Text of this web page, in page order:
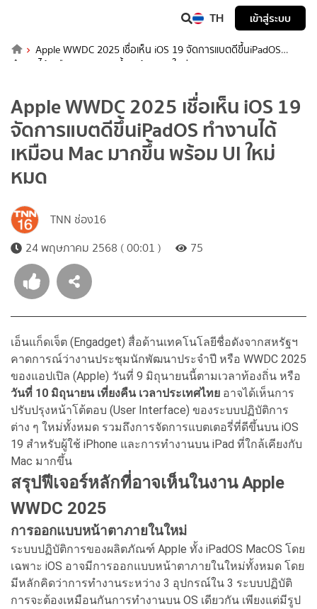
TH เข้าสู่ระบบ
Apple WWDC 2025 เชื่อเห็น iOS 19 จัดการแบตดีขึ้น​iPadOS
ทำงานได้เหมือน Mac มากขึ้น พร้อม UI ใหม่หมด
Apple WWDC 2025 เชื่อเห็น iOS 19
จัดการแบตดีขึ้น​iPadOS ทำงานได้
เหมือน Mac มากขึ้น พร้อม UI ใหม่
หมด
TNN ช่อง16
24 พฤษภาคม 2568 ( 00:01 )
75
เอ็นแก็ดเจ็ต (Engadget) สื่อด้านเทคโนโลยีชื่อดังจากสหรัฐฯ
คาดการณ์ว่างานประชุมนักพัฒนาประจำปี หรือ WWDC 2025
ของแอปเปิล (Apple) วันที่ 9 มิถุนายนนี้ตามเวลาท้องถิ่น หรือ
วันที่ 10 มิถุนายน เที่ยงคืน เวลาประเทศไทย อาจได้เห็นการ
ปรับปรุงหน้าโต้ตอบ (User Interface) ของระบบปฏิบัติการ
ต่าง ๆ ใหม่ทั้งหมด รวมถึงการจัดการแบตเตอรี่ที่ดีขึ้นบน iOS
19 สำหรับผู้ใช้ iPhone และการทำงานบน iPad ที่ใกล้เคียงกับ
Mac มากขึ้น
สรุปฟีเจอร์หลักที่อาจเห็นในงาน Apple
WWDC 2025
การออกแบบหน้าตาภายในใหม่
ระบบปฏิบัติการของผลิตภัณฑ์ Apple ทั้ง iPadOS MacOS โดย
เฉพาะ iOS อาจมีการออกแบบหน้าตาภายในใหม่ทั้งหมด โดย
มีหลักคิดว่าการทำงานระหว่าง 3 อุปกรณ์ใน 3 ระบบปฏิบัติ
การจะต้องเหมือนกันการทำงานบน OS เดียวกัน เพียงแต่มีรูป